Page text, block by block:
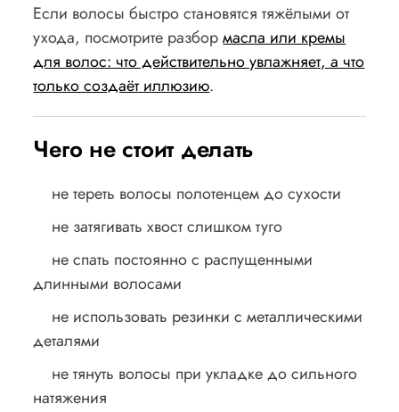
Если волосы быстро становятся тяжёлыми от
ухода, посмотрите разбормасла или кремы
для волос: что действительно увлажняет, а что
только создаёт иллюзию.
Чего не стоит делать
не тереть волосы полотенцем до сухости
не затягивать хвост слишком туго
не спать постоянно с распущенными
длинными волосами
не использовать резинки с металлическими
деталями
не тянуть волосы при укладке до сильного
натяжения